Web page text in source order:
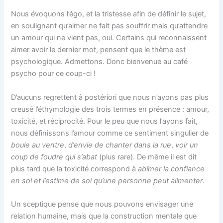
Nous évoquons l’égo, et la tristesse afin de définir le sujet,
en soulignant qu’aimer ne fait pas souffrir mais qu’attendre
un amour qui ne vient pas, oui. Certains qui reconnaissent
aimer avoir le dernier mot, pensent que le thème est
psychologique. Admettons. Donc bienvenue au café
psycho pour ce coup-ci !
D’aucuns regrettent à postériori que nous n’ayons pas plus
creusé l’éthymologie des trois termes en présence : amour,
toxicité, et réciprocité. Pour le peu que nous l’ayons fait,
nous définissons l’amour comme ce sentiment singulier de
boule au ventre,d’envie de chanter dans la rue, voir un
coup de foudre qui s’abat (plus rare). De même il est dit
plus tard que la toxicité correspond àabîmer la confiance
en soi et l’estime de soi qu’une personne peut alimenter.
Un sceptique pense que nous pouvons envisager une
relation humaine, mais que la construction mentale que